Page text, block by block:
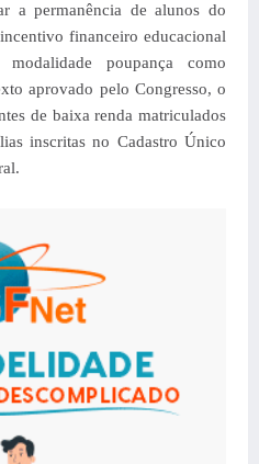
a permanência de alunos do
financeiro educacional
poupança como
aprovado pelo Congresso, o
de baixa renda matriculados
inscritas no Cadastro Único